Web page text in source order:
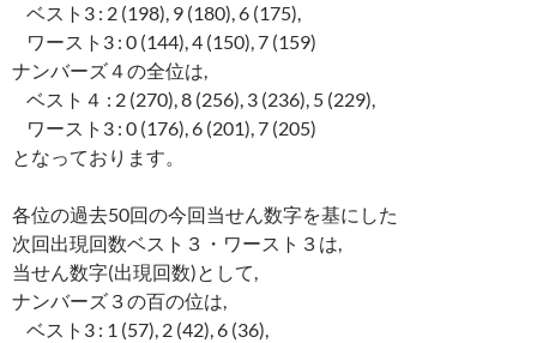
ベスト3 : 2 (198), 9 (180), 6 (175),
ワースト3 : 0 (144), 4 (150), 7 (159)
ナンバーズ４の全位は,
ベスト４ : 2 (270), 8 (256), 3 (236), 5 (229),
ワースト3 : 0 (176), 6 (201), 7 (205)
となっております。
各位の過去50回の今回当せん数字を基にした
次回出現回数ベスト３・ワースト３は,
当せん数字(出現回数)として,
ナンバーズ３の百の位は,
ベスト3 : 1 (57), 2 (42), 6 (36),